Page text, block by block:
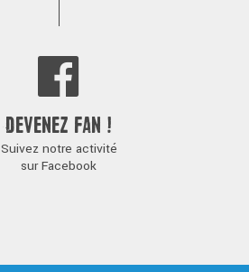
DEVENEZ FAN !
Suivez notre activité
sur Facebook